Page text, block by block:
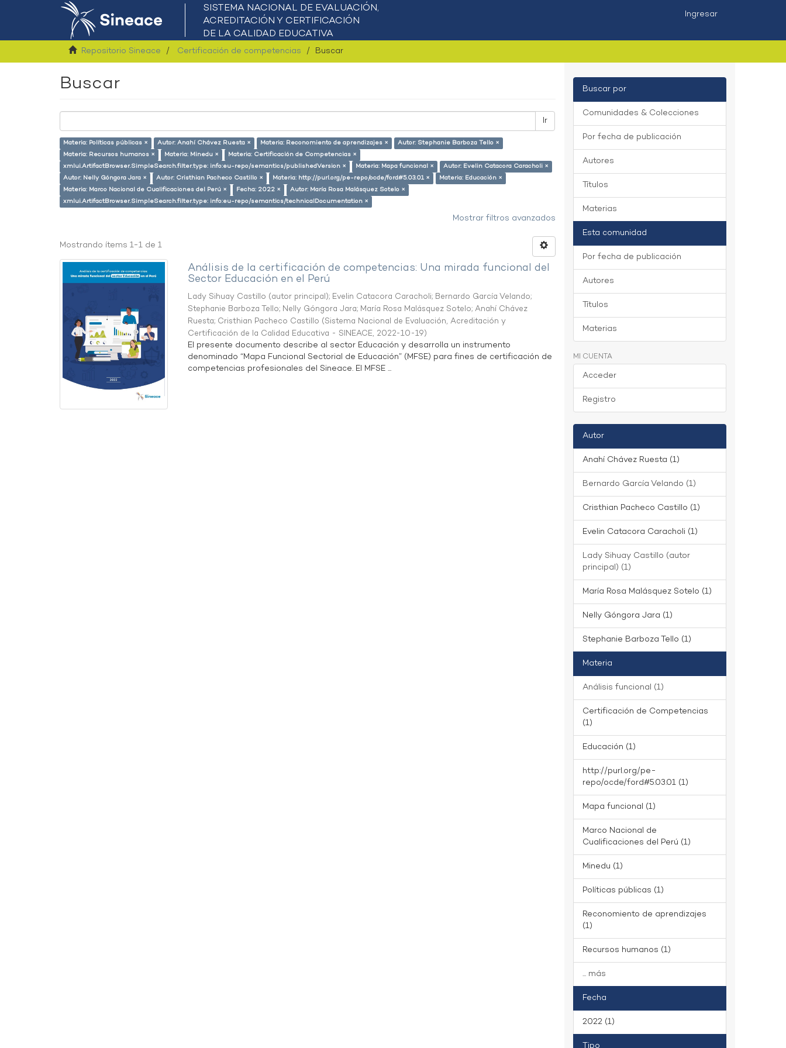
Ingresar
Repositorio Sineace Certificación de competencias Buscar
Buscar
Ir
Materia: Políticas públicas × Autor: Anahí Chávez Ruesta × Materia: Reconomiento de aprendizajes ×
Autor: Stephanie Barboza Tello ×
Materia: Recursos humanos ×
Materia: Minedu ×
Materia: Certificación de Competencias ×
xmlui.ArtifactBrowser.SimpleSearch.filter.type: info:eu-repo/semantics/publishedVersion ×
Materia: Mapa funcional ×
Autor: Evelin Catacora Caracholi ×
Autor: Nelly Góngora Jara ×
Autor: Cristhian Pacheco Castillo × Materia: http://purl.org/pe-repo/ocde/ford#5.03.01 ×
Materia: Educación ×
Materia: Marco Nacional de Cualificaciones del Perú ×
Fecha: 2022 ×
Autor: María Rosa Malásquez Sotelo ×
xmlui.ArtifactBrowser.SimpleSearch.filter.type: info:eu-repo/semantics/technicalDocumentation ×
Mostrar filtros avanzados
Mostrando ítems 1-1 de 1
Análisis de la certificación de competencias: Una mirada funcional del
Sector Educación en el Perú
Lady Sihuay Castillo (autor principal); Evelin Catacora Caracholi; Bernardo García Velando;
Stephanie Barboza Tello; Nelly Góngora Jara; María Rosa Malásquez Sotelo;Anahí Chávez
Ruesta; Cristhian Pacheco Castillo (Sistema Nacional de Evaluación, Acreditación y
Certificación de la Calidad Educativa - SINEACE, 2022-10-19)
El presente documento describe al sector Educación y desarrolla un instrumento
denominado “Mapa Funcional Sectorial de Educación” (MFSE) para fines de certificación de
competencias profesionales del Sineace. El MFSE ...
Buscar por
Comunidades & Colecciones
Por fecha de publicación
Autores
Títulos
Materias
Esta comunidad
Por fecha de publicación
Autores
Títulos
Materias
MI CUENTA
Acceder
Registro
Autor
Anahí Chávez Ruesta (1)
Bernardo García Velando (1)
Cristhian Pacheco Castillo (1)
Evelin Catacora Caracholi (1)
Lady Sihuay Castillo (autor
principal) (1)
María Rosa Malásquez Sotelo (1)
Nelly Góngora Jara (1)
Stephanie Barboza Tello (1)
Materia
Análisis funcional (1)
Certificación de Competencias
(1)
Educación (1)
http://purl.org/pe-
repo/ocde/ford#5.03.01 (1)
Mapa funcional (1)
Marco Nacional de
Cualificaciones del Perú (1)
Minedu (1)
Políticas públicas (1)
Reconomiento de aprendizajes
(1)
Recursos humanos (1)
... más
Fecha
2022 (1)